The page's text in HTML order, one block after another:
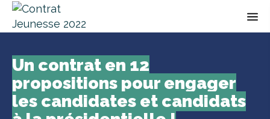
Un contrat en 12
propositions pour engager
les candidates et candidats